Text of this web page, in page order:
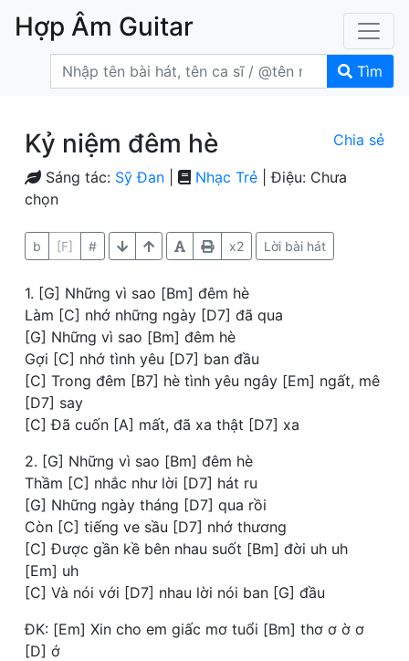
Hợp Âm Guitar
Tìm
Kỷ niệm đêm hè Chia sẻ
Sáng tác: Sỹ Đan Nhạc Trẻ | Điệu: Chưa
chọn
b [F] # x2 Lời bài hát
1. [G] Những vì sao [Bm] đêm hè
Làm [C] nhớ những ngày [D7] đã qua
[G] Những vì sao [Bm] đêm hè
Gợi [C] nhớ tình yêu [D7] ban đầu
[C] Trong đêm [B7] hè tình yêu ngây [Em] ngất, mê
[D7] say
[C] Đã cuốn [A] mất, đã xa thật [D7] xa
2. [G] Những vì sao [Bm] đêm hè
Thầm [C] nhắc như lời [D7] hát ru
[G] Những ngày tháng [D7] qua rồi
Còn [C] tiếng ve sầu [D7] nhớ thương
[C] Được gần kề bên nhau suốt [Bm] đời uh uh
[Em] uh
[C] Và nói với [D7] nhau lời nói ban [G] đầu
ĐK: [Em] Xin cho em giấc mơ tuổi [Bm] thơ ơ ờ ơ
[D] ớ